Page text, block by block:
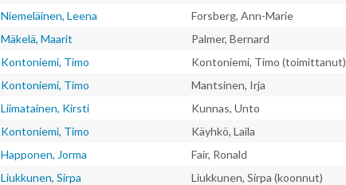
Niemeläinen, Leena Forsberg, Ann-Marie
Mäkelä, Maarit Palmer, Bernard
Kontoniemi, Timo Kontoniemi, Timo (toimittanut)
Kontoniemi, Timo Mantsinen, Irja
Liimatainen, Kirsti Kunnas, Unto
Kontoniemi, Timo Käyhkö, Laila
Happonen, Jorma Fair, Ronald
Liukkunen, Sirpa Liukkunen, Sirpa (koonnut)